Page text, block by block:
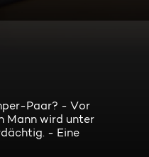
Paar? - Vor
Mann wird unter
- Eine